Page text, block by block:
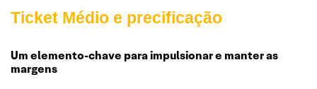
Ticket Médio e precificação
Um elemento-chave para impulsionar e manter as
margens